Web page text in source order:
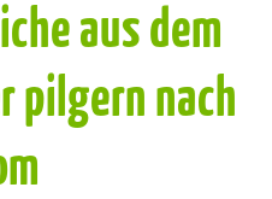
aus dem
pilgern nach